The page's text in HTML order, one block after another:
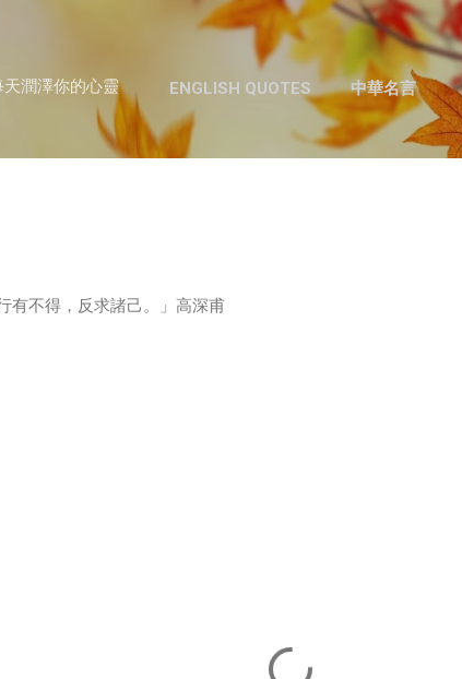
跳至主要內容
潤澤你的心靈 ENGLISH QUOTES 中華名言
有不得，反求諸己。」高深甫